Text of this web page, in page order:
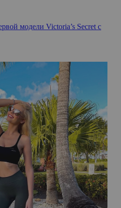
модели Victoria’s Secret с